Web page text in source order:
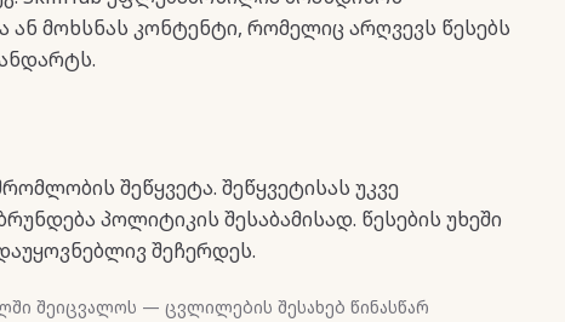
მოხსნას კონტენტი, რომელიც არღვევს წესებს
შეწყვეტა. შეწყვეტისას უკვე
პოლიტიკის შესაბამისად. წესების უხეში
შეჩერდეს.
შეიცვალოს — ცვლილების შესახებ წინასწარ